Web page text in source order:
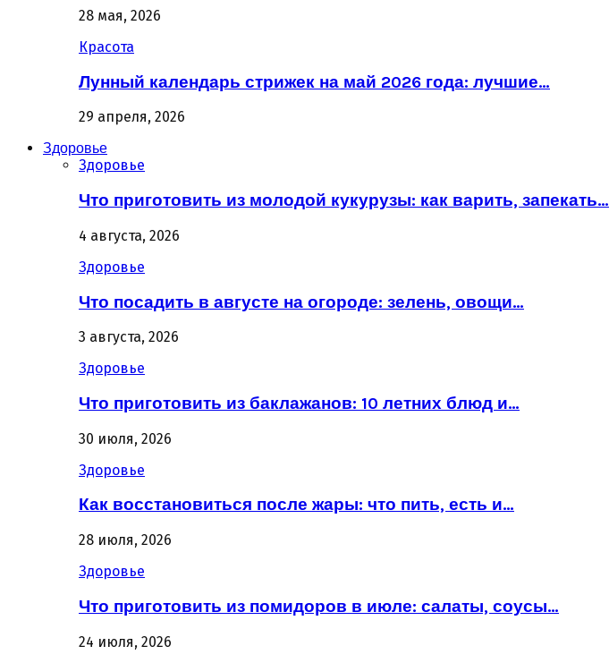
28 мая, 2026
Красота
Лунный календарь стрижек на май 2026 года: лучшие…
29 апреля, 2026
Здоровье
Здоровье
Что приготовить из молодой кукурузы: как варить, запекать…
4 августа, 2026
Здоровье
Что посадить в августе на огороде: зелень, овощи…
3 августа, 2026
Здоровье
Что приготовить из баклажанов: 10 летних блюд и…
30 июля, 2026
Здоровье
Как восстановиться после жары: что пить, есть и…
28 июля, 2026
Здоровье
Что приготовить из помидоров в июле: салаты, соусы…
24 июля, 2026